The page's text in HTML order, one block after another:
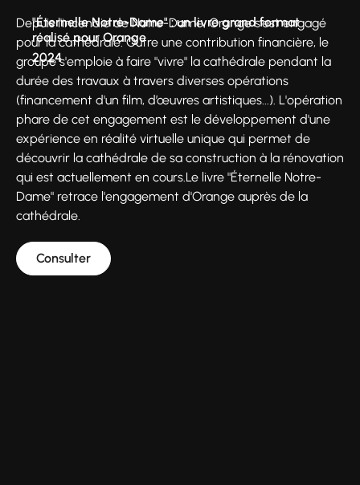
"Éternelle Notre-Dame" : un livre grand format
réalisé pour Orange
2024
Depuis l'incendie de Notre-Dame, Orange s'est engagé
pour la cathédrale. Outre une contribution financière, le
groupe s'emploie à faire "vivre" la cathédrale pendant la
durée des travaux à travers diverses opérations
(financement d'un film, d’œuvres artistiques...). L'opération
phare de cet engagement est le développement d'une
expérience en réalité virtuelle unique qui permet de
découvrir la cathédrale de sa construction à la rénovation
qui est actuellement en cours.Le livre "Éternelle Notre-
Dame" retrace l'engagement d'Orange auprès de la
cathédrale.
Consulter